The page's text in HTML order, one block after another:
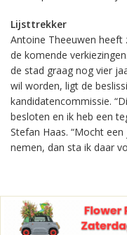
Lijsttrekker
Antoine Theeuwen heeft
de komende
de stad graag nog vier
wil worden, ligt de
kandidatencommissie.
besloten en ik heb een
Stefan Haas. “Mocht
nemen, dan sta ik daar